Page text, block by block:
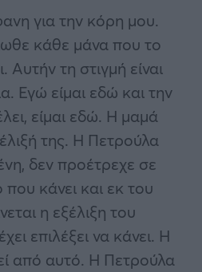
για την κόρη μου.
κάθε μάνα που το
Αυτήν τη στιγμή είναι
Εγώ είμαι εδώ και την
είμαι εδώ. Η μαμά
της. Η Πετρούλα
δεν προέτρεχε σε
κάνει και εκ του
η εξέλιξη του
επιλέξει να κάνει. Η
από αυτό. Η Πετρούλα